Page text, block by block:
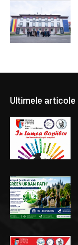
Ultimele articole